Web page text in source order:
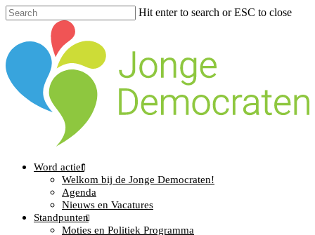
Hit enter to search or ESC to close
Word actief
Welkom bij de Jonge Democraten!
Agenda
Nieuws en Vacatures
Standpunten
Moties en Politiek Programma